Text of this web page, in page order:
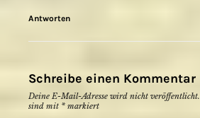
Antworten
Schreibe einen Kommentar
Deine E-Mail-Adresse wird nicht veröffentlicht.
sind mit * markiert